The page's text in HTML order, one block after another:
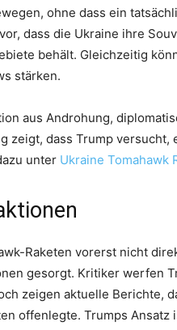
ohne dass ein
dass die Ukraine ihre
behält. Gleichzeitig
stärken.
aus Androhung,
zeigt, dass Trump versucht,
unter Ukraine Tomahawk
Raketen vorerst nicht
gesorgt. Kritiker werfen
zeigen aktuelle Berichte,
offenlegte. Trumps Ansatz